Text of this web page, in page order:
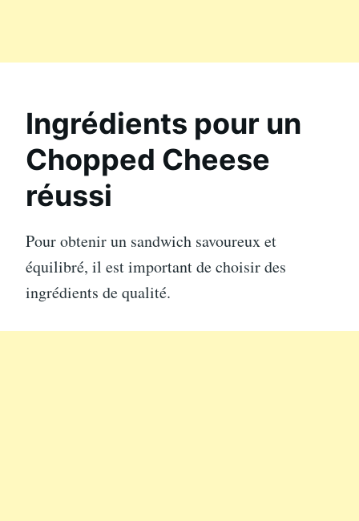
Ingrédients pour un
Chopped Cheese
réussi
Pour obtenir un sandwich savoureux et
équilibré, il est important de choisir des
ingrédients de qualité.